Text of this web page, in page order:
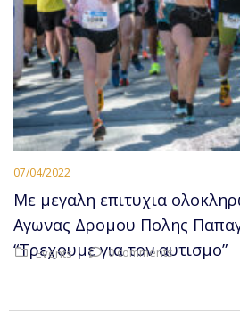
07/04/2022
Με μεγαλη επιτυχια
Αγωνας Δρομου Πολης
“Τρεχουμε για τον αυτισμο”
Events 0 comments